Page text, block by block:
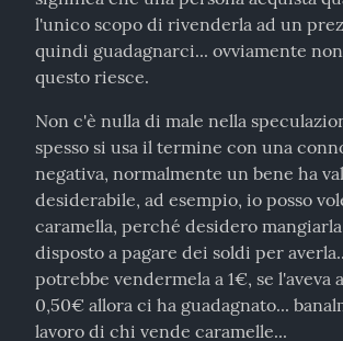
l'unico scopo di rivenderla ad un
quindi guadagnarci... ovviamente
questo riesce.
Non c'è nulla di male nella
spesso si usa il termine con una
negativa, normalmente un bene ha
desiderabile, ad esempio, io posso
caramella, perché desidero
disposto a pagare dei soldi per
potrebbe vendermela a 1€, se l'aveva
0,50€ allora ci ha guadagnato...
lavoro di chi vende caramelle...